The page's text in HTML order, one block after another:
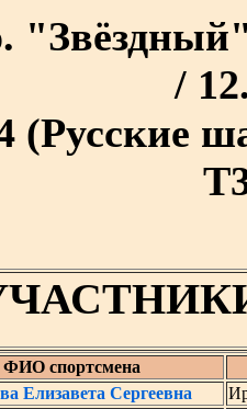
/
(Русские
ФИО спортсмена
Елизавета Сергеевна